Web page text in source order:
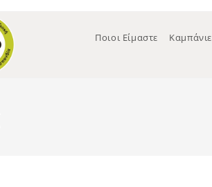
Ποιοι Είμαστε